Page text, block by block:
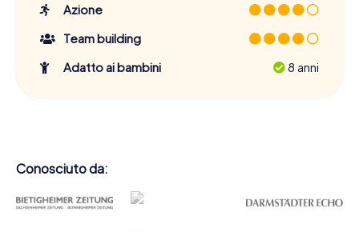
Azione
Team building
Adatto ai bambini
8 anni
Conosciuto da: